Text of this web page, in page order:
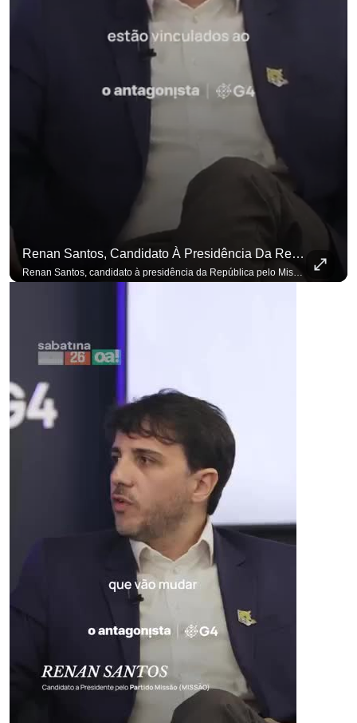
Renan Santos, Candidato À Presidência Da República Pelo Missão, Defende Aplicar Reformas Fiscais